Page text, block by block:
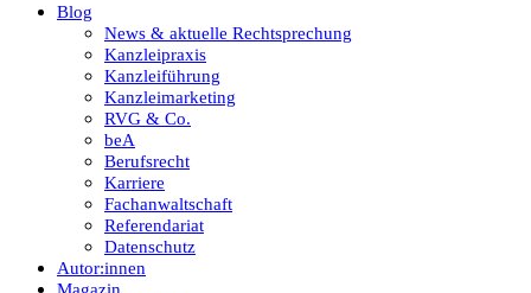
Blog
News & aktuelle Rechtsprechung
Kanzleipraxis
Kanzleiführung
Kanzleimarketing
RVG & Co.
beA
Berufsrecht
Karriere
Fachanwaltschaft
Referendariat
Datenschutz
Autor:innen
Magazin